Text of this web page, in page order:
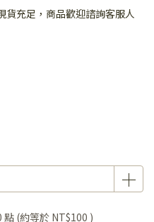
貨充足，商品歡迎諮詢客服人
點 (約等於 NT$100 )